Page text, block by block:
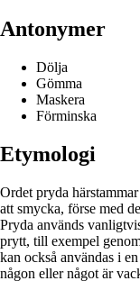
Antonymer
Dölja
Gömma
Maskera
Förminska
Etymologi
Ordet pryda
att smycka, förse med
Pryda används
prytt, till exempel
kan också användas i
någon eller något är